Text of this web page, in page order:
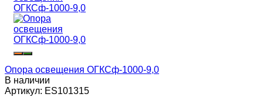
Опора освещения ОГКСф-1000-9,0
В наличии
Артикул: ES101315